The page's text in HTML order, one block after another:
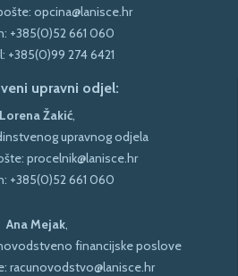
opcina@lanisce.hr
+385(0)52 661 060
+385(0)99 274 6421
upravni odjel:
Lorena Žakić,
upravnog odjela
procelnik@lanisce.hr
+385(0)52 661 060
Ana Mejak,
financijske poslove
racunovodstvo@lanisce.hr